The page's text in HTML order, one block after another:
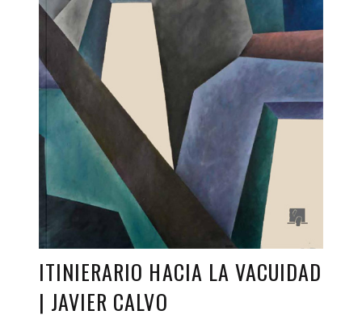
ITINIERARIO HACIA LA VACUIDAD
| JAVIER CALVO